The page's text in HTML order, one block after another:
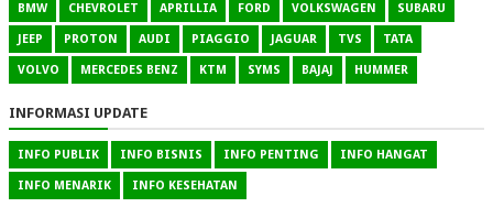
BMW CHEVROLET APRILLIA FORD VOLKSWAGEN SUBARU
JEEP PROTON AUDI PIAGGIO JAGUAR TVS TATA
VOLVO MERCEDES BENZ KTM SYMS BAJAJ HUMMER
INFORMASI UPDATE
INFO PUBLIK INFO BISNIS INFO PENTING INFO HANGAT
INFO MENARIK INFO KESEHATAN